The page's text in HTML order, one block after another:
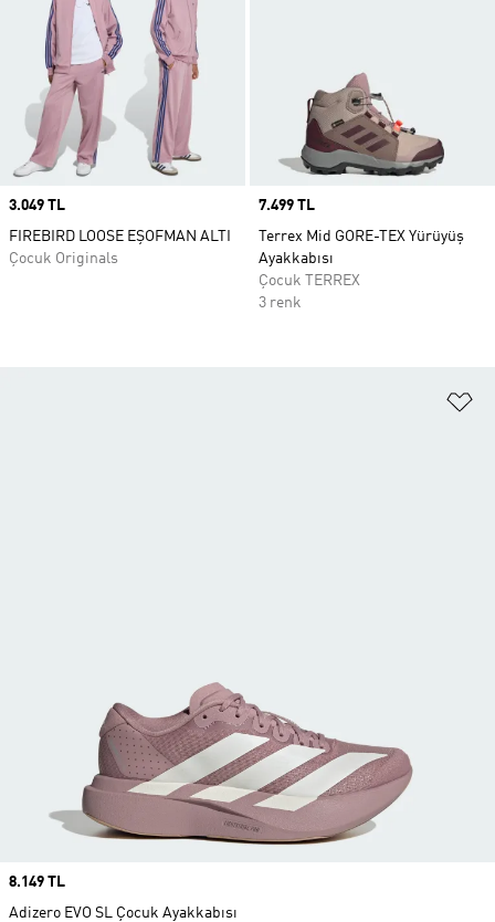
Price
3.049 TL
FIREBIRD LOOSE EŞOFMAN ALTI
Çocuk Originals
Price
7.499 TL
Terrex Mid GORE-TEX Yürüyüş
Ayakkabısı
Çocuk TERREX
3 renk
Price
8.149 TL
Adizero EVO SL Çocuk Ayakkabısı